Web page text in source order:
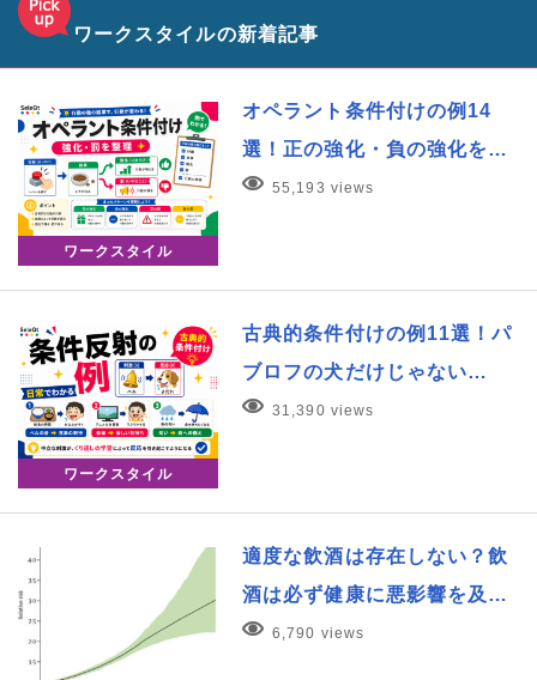
ワークスタイルの新着記事
ワークスタイル
オペラント条件付けの例14
選！正の強化・負の強化を…
55,193 views
ワークスタイル
古典的条件付けの例11選！パ
ブロフの犬だけじゃない…
31,390 views
適度な飲酒は存在しない？飲
酒は必ず健康に悪影響を及…
6,790 views